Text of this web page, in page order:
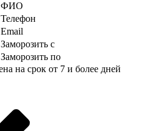
ФИО
Телефон
Email
Заморозить с
Заморозить по
на срок от 7 и более дней